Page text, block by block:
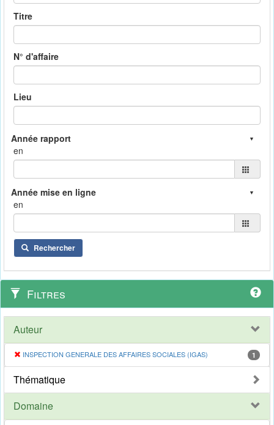
Titre
N° d'affaire
Lieu
en
en
Rechercher
Filtres
Auteur
INSPECTION GENERALE DES AFFAIRES SOCIALES (IGAS) 1
Thématique
Domaine